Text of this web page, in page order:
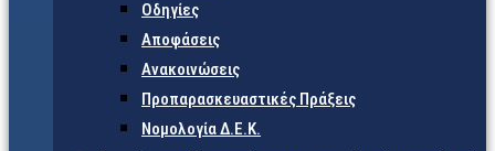
Οδηγίες
Αποφάσεις
Ανακοινώσεις
Προπαρασκευαστικές Πράξεις
Νομολογία Δ.Ε.Κ.